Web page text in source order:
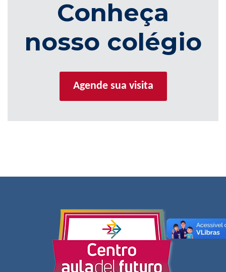
Conheça
nosso colégio
Agende sua visita